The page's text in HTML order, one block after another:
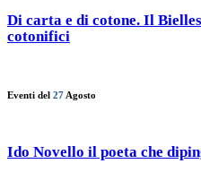
Di carta e di cotone. Il
cotonifici
Eventi del 27 Agosto
Ido Novello il poeta che